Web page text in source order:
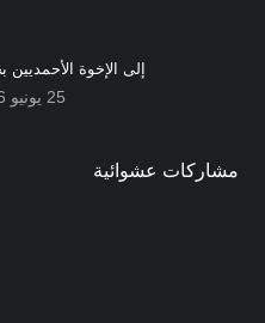
إلى الإخوة
25 يونيو 2026
مشاركات عشوائية